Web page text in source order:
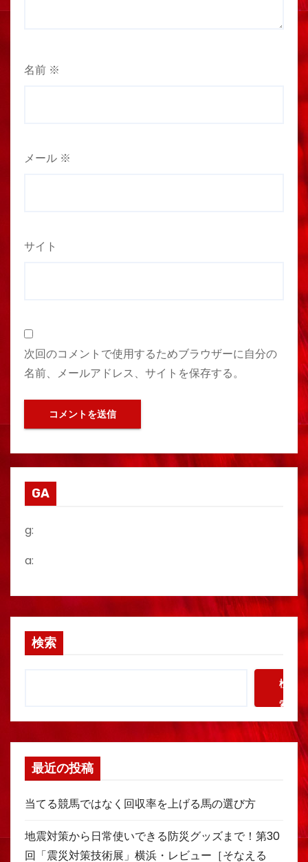
名前 ※
メール ※
サイト
次回のコメントで使用するためブラウザーに自分の
名前、メールアドレス、サイトを保存する。
GA
g:
a:
検索
検
索
最近の投稿
当てる競馬ではなく回収率を上げる馬の選び方
地震対策から日常使いできる防災グッズまで！第30
回「震災対策技術展」横浜・レビュー［そなえる